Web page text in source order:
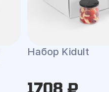
Набор Kidult
1708 ₽